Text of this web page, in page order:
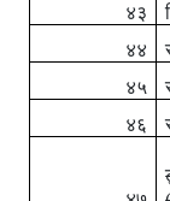
४३
४४
४५
४६